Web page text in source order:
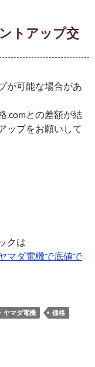
トアップ交
が可能な場合があ
.comとの差額が結
ップをお願いして
クは
マダ電機で底値で
ヤマダ電機
価格